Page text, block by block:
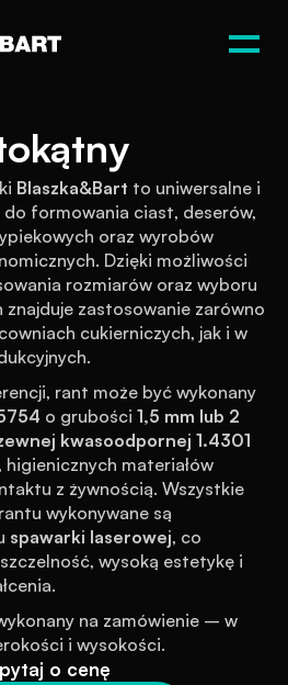
Blaszka&Bart to uniwersalne i
formowania ciast, deserów,
oraz wyrobów
Dzięki możliwości
rozmiarów oraz wyboru
zastosowanie zarówno
cukierniczych, jak i w
rant może być wykonany
o grubości 1,5 mm lub 2
kwasoodpornej 1.4301
higienicznych materiałów
z żywnością. Wszystkie
wykonywane są
spawarki laserowej, co
wysoką estetykę i
na zamówienie – w
i wysokości.
o cenę